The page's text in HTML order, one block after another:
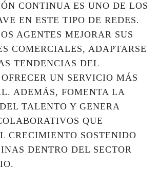
CONTINUA ES UNO DE LOS
EN ESTE TIPO DE REDES.
AGENTES MEJORAR SUS
COMERCIALES, ADAPTARSE
TENDENCIAS DEL
UN SERVICIO MÁS
ADEMÁS, FOMENTA LA
TALENTO Y GENERA
QUE
CRECIMIENTO SOSTENIDO
DENTRO DEL SECTOR